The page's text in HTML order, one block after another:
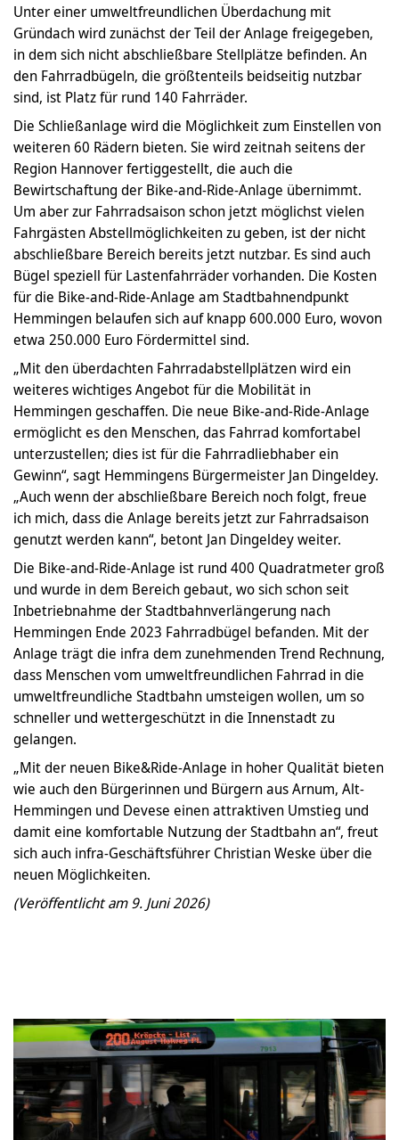
Unter einer umweltfreundlichen Überdachung mit
Gründach wird zunächst der Teil der Anlage freigegeben,
in dem sich nicht abschließbare Stellplätze befinden. An
den Fahrradbügeln, die größtenteils beidseitig nutzbar
sind, ist Platz für rund 140 Fahrräder.
Die Schließanlage wird die Möglichkeit zum Einstellen von
weiteren 60 Rädern bieten. Sie wird zeitnah seitens der
Region Hannover fertiggestellt, die auch die
Bewirtschaftung der Bike-and-Ride-Anlage übernimmt.
Um aber zur Fahrradsaison schon jetzt möglichst vielen
Fahrgästen Abstellmöglichkeiten zu geben, ist der nicht
abschließbare Bereich bereits jetzt nutzbar. Es sind auch
Bügel speziell für Lastenfahrräder vorhanden. Die Kosten
für die Bike-and-Ride-Anlage am Stadtbahnendpunkt
Hemmingen belaufen sich auf knapp 600.000 Euro, wovon
etwa 250.000 Euro Fördermittel sind.
„Mit den überdachten Fahrradabstellplätzen wird ein
weiteres wichtiges Angebot für die Mobilität in
Hemmingen geschaffen. Die neue Bike-and-Ride-Anlage
ermöglicht es den Menschen, das Fahrrad komfortabel
unterzustellen; dies ist für die Fahrradliebhaber ein
Gewinn“, sagt Hemmingens Bürgermeister Jan Dingeldey.
„Auch wenn der abschließbare Bereich noch folgt, freue
ich mich, dass die Anlage bereits jetzt zur Fahrradsaison
genutzt werden kann“, betont Jan Dingeldey weiter.
Die Bike-and-Ride-Anlage ist rund 400 Quadratmeter groß
und wurde in dem Bereich gebaut, wo sich schon seit
Inbetriebnahme der Stadtbahnverlängerung nach
Hemmingen Ende 2023 Fahrradbügel befanden. Mit der
Anlage trägt die infra dem zunehmenden Trend Rechnung,
dass Menschen vom umweltfreundlichen Fahrrad in die
umweltfreundliche Stadtbahn umsteigen wollen, um so
schneller und wettergeschützt in die Innenstadt zu
gelangen.
„Mit der neuen Bike&Ride-Anlage in hoher Qualität bieten
wie auch den Bürgerinnen und Bürgern aus Arnum, Alt-
Hemmingen und Devese einen attraktiven Umstieg und
damit eine komfortable Nutzung der Stadtbahn an“, freut
sich auch infra-Geschäftsführer Christian Weske über die
neuen Möglichkeiten.
(Veröffentlicht am 9. Juni 2026)